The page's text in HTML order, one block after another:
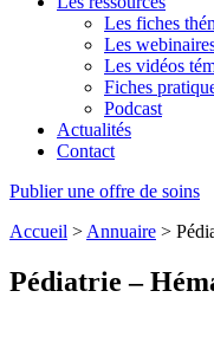
Les fiches
Les
Les vidéos
Fiches
Podcast
Actualités
Contact
Publier une offre de soins
Accueil > Annuaire >
Pédiatrie –